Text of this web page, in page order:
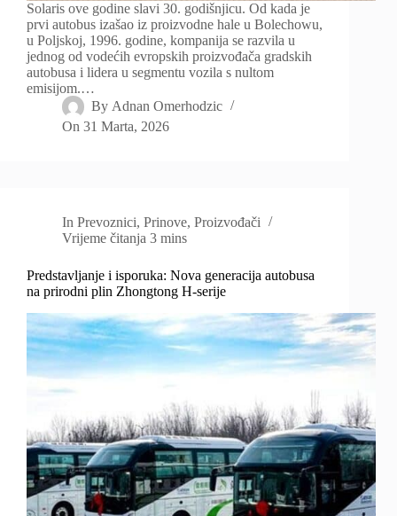
Solaris ove godine slavi 30. godišnjicu. Od kada je
prvi autobus izašao iz proizvodne hale u Bolechowu,
u Poljskoj, 1996. godine, kompanija se razvila u
jednog od vodećih evropskih proizvođača gradskih
autobusa i lidera u segmentu vozila s nultom
emisijom.…
By Adnan Omerhodzic
On 31 Marta, 2026
In Prevoznici,Prinove,Proizvođači
Vrijeme čitanja 3 mins
Predstavljanje i isporuka: Nova generacija autobusa
na prirodni plin Zhongtong H-serije